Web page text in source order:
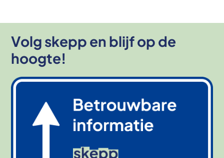
Volg skepp en blijf op de
hoogte!
Afbeelding